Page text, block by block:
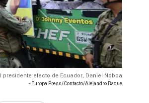
presidente electo de Ecuador, Daniel Noboa
- Europa Press/Contacto/Alejandro Baque